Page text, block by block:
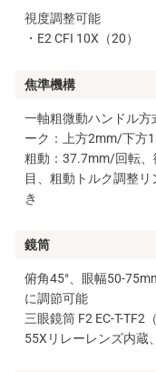
視度調整可能
・E2 CFI 10X（20）
焦準機構
一軸粗微動ハンドル方
ーク：上方2mm/下方
粗動：37.7mm/回転
目、粗動トルク調整
き
鏡筒
俯角45°、眼幅50-
に調節可能
三眼鏡筒 F2 EC-T-
55Xリレーレンズ内蔵